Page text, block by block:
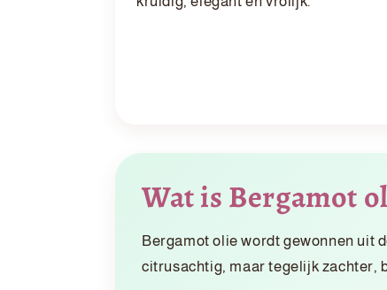
Wat is Bergamot
Bergamot olie wordt gewonnen uit
citrusachtig, maar tegelijk zachter,